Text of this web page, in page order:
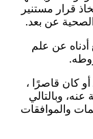
قرار مستنير
عن بعد.
عن علم
كان قاصرًا ،
وبالتالي
والموافقات